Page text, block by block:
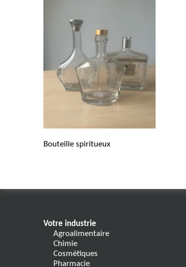
Bouteille spiritueux
Votre industrie
Agroalimentaire
Chimie
Cosmétiques
Pharmacie